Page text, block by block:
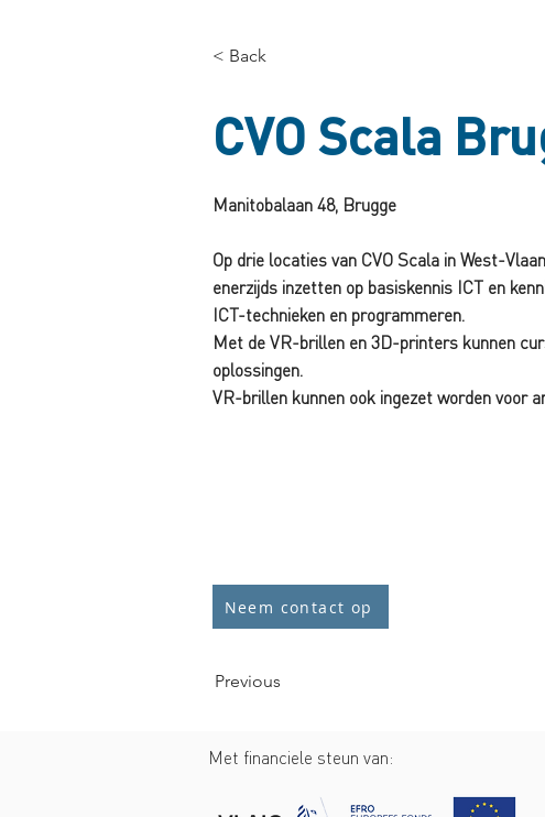
< Back
CVO Scala
Manitobalaan 48, Brugge
Op drie locaties van CVO Scala in West-
enerzijds inzetten op basiskennis ICT en
ICT-technieken en programmeren.
Met de VR-brillen en 3D-printers kunnen
oplossingen.
VR-brillen kunnen ook ingezet worden voor
Neem contact op
Previous
Met financiele steun van: